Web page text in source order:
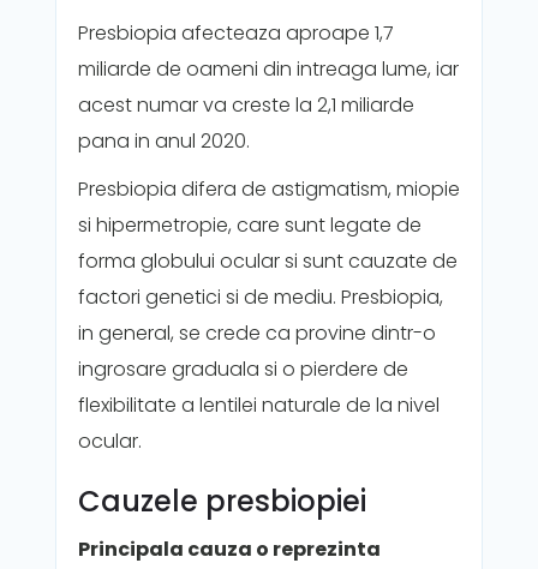
Presbiopia afecteaza aproape 1,7
miliarde de oameni din intreaga lume, iar
acest numar va creste la 2,1 miliarde
pana in anul 2020.
Presbiopia difera de astigmatism, miopie
si hipermetropie, care sunt legate de
forma globului ocular si sunt cauzate de
factori genetici si de mediu. Presbiopia,
in general, se crede ca provine dintr-o
ingrosare graduala si o pierdere de
flexibilitate a lentilei naturale de la nivel
ocular.
Cauzele presbiopiei
Principala cauza o reprezinta